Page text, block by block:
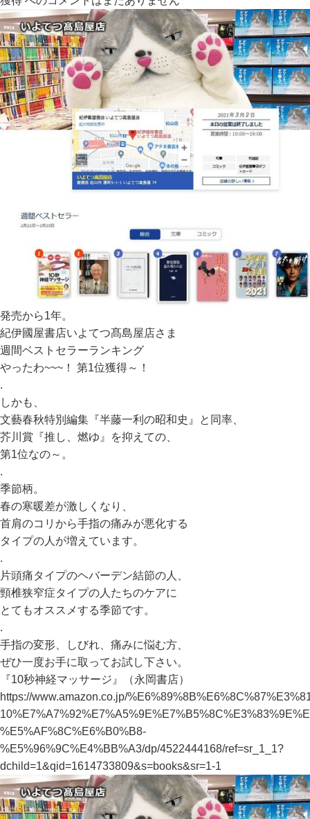
発売から1年。
紀伊國屋書店いよてつ髙島屋店さま
週間ベストセラーランキング
やったわ~~~！ 第1位獲得～！
.
しかも、
文藝春秋特別編集『半藤一利の昭和史』と同率、
芥川賞『推し、燃ゆ』を抑えての、
第1位なの～。
.
季節柄。
春の寒暖差が激しくなり、
首肩のコリから手指の痛みが悪化する
タイプの人が増えています。
.
片頭痛タイプのヘバーデン結節の人、
頸椎狭窄症タイプの人たちのケアに
とてもオススメする季節です。
.
手指の変形、しびれ、痛みに悩む方、
ぜひ一度お手に取ってお試し下さい。
『10秒神経マッサージ』（永岡書店）
https://www.amazon.co.jp/
%E5%AF%8C%E6%B0%B8-
%E5%96%9C%E4%BB%A3/dp/4522444168/ref=sr_1_1?
dchild=1&qid=1614733809&s=books&sr=1-1